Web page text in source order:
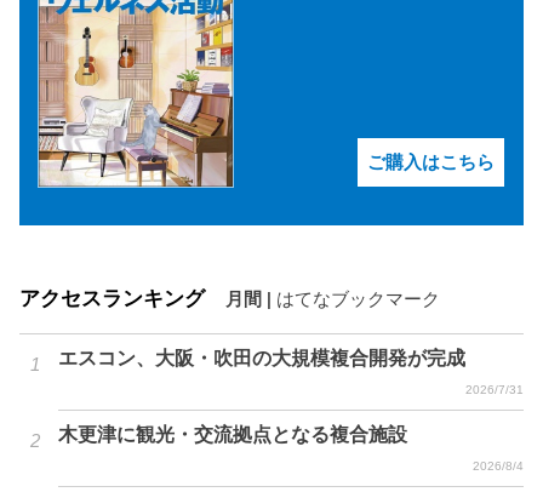
ご購入はこちら
アクセスランキング 月間 はてなブックマーク
エスコン、大阪・吹田の大規模複合開発が完成
2026/7/31
木更津に観光・交流拠点となる複合施設
2026/8/4